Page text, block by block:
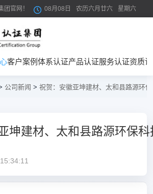
官网！ 08月08日 农历六月廿六 星期六
客户案例体系认证产品认证服务认证资质
公司新闻 > 祝贺：安徽亚坤建材、太和县路源环
坤建材、太和县路源环保